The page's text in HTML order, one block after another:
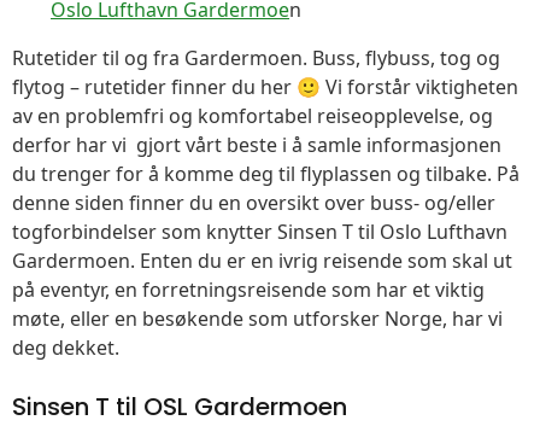
Oslo Lufthavn Gardermoen
Rutetider til og fra Gardermoen. Buss, flybuss, tog og
flytog – rutetider finner du her 🙂 Vi forstår viktigheten
av en problemfri og komfortabel reiseopplevelse, og
derfor har vi gjort vårt beste i å samle informasjonen
du trenger for å komme deg til flyplassen og tilbake. På
denne siden finner du en oversikt over buss- og/eller
togforbindelser som knytter Sinsen T til Oslo Lufthavn
Gardermoen. Enten du er en ivrig reisende som skal ut
på eventyr, en forretningsreisende som har et viktig
møte, eller en besøkende som utforsker Norge, har vi
deg dekket.
Sinsen T til OSL Gardermoen